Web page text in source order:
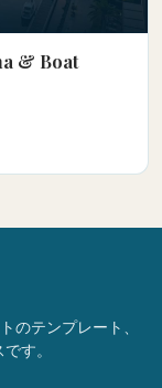
& Boat
のテンプレート、
す。